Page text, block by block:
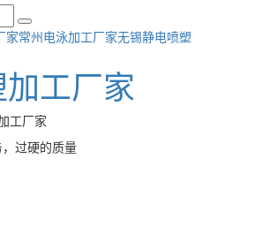
家常州电泳加工厂家无锡静电喷塑
工厂家
过硬的质量